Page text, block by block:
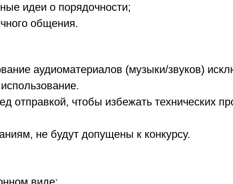
идеи о порядочности;
общения.
аудиоматериалов (музыки/звуков)
отправкой, чтобы избежать технических
не будут допущены к конкурсу.